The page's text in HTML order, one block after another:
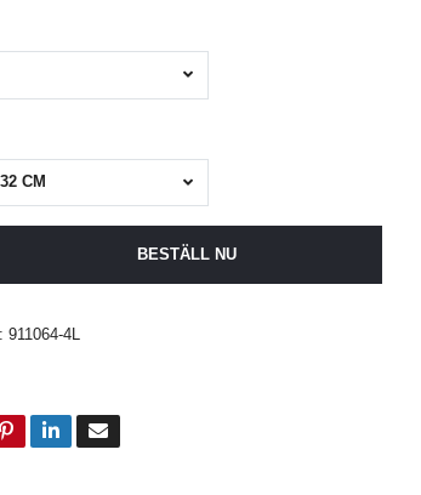
CM
BESTÄLL NU
911064-4L